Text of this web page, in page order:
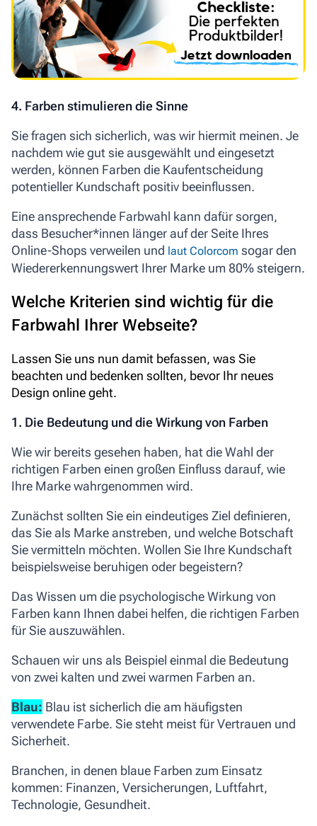
4. Farben stimulieren die Sinne
Sie fragen sich sicherlich, was wir hiermit meinen. Je
nachdem wie gut sie ausgewählt und eingesetzt
werden, können Farben die Kaufentscheidung
potentieller Kundschaft positiv beeinflussen.
Eine ansprechende Farbwahl kann dafür sorgen,
dass Besucher*innen länger auf der Seite Ihres
Online-Shops verweilen und laut Colorcom sogar den
Wiedererkennungswert Ihrer Marke um 80% steigern.
Welche Kriterien sind wichtig für die
Farbwahl Ihrer Webseite?
Lassen Sie uns nun damit befassen, was Sie
beachten und bedenken sollten, bevor Ihr neues
Design online geht.
1. Die Bedeutung und die Wirkung von Farben
Wie wir bereits gesehen haben, hat die Wahl der
richtigen Farben einen großen Einfluss darauf, wie
Ihre Marke wahrgenommen wird.
Zunächst sollten Sie ein eindeutiges Ziel definieren,
das Sie als Marke anstreben, und welche Botschaft
Sie vermitteln möchten. Wollen Sie Ihre Kundschaft
beispielsweise beruhigen oder begeistern?
Das Wissen um die psychologische Wirkung von
Farben kann Ihnen dabei helfen, die richtigen Farben
für Sie auszuwählen.
Schauen wir uns als Beispiel einmal die Bedeutung
von zwei kalten und zwei warmen Farben an.
Blau: Blau ist sicherlich die am häufigsten
verwendete Farbe. Sie steht meist für Vertrauen und
Sicherheit.
Branchen, in denen blaue Farben zum Einsatz
kommen: Finanzen, Versicherungen, Luftfahrt,
Technologie, Gesundheit.